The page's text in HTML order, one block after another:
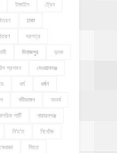
টাঙ্গাইল ট্রেন
ঢাকা
দরপত্র
দিনাজপুর দুদক
প্রশমন দেওয়ানগঞ্জ
ধর্ম ধর্ষণ
নদীভাঙ্গন নববর্ষ
পার্টি নারায়নগঞ্জ
নি'হ'ত নিখোঁজ
নিহত